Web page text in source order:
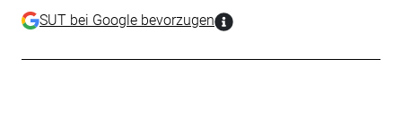
SUT bei Google bevorzugen